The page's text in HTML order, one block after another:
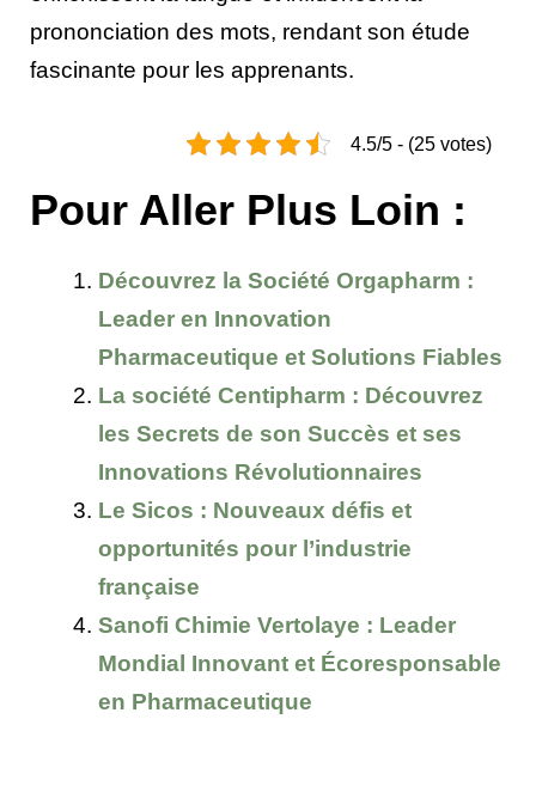
prononciation des mots, rendant son étude
fascinante pour les apprenants.
4.5/5 - (25 votes)
Pour Aller Plus Loin :
Découvrez la Société Orgapharm :
Leader en Innovation
Pharmaceutique et Solutions Fiables
La société Centipharm : Découvrez
les Secrets de son Succès et ses
Innovations Révolutionnaires
Le Sicos : Nouveaux défis et
opportunités pour l’industrie
française
Sanofi Chimie Vertolaye : Leader
Mondial Innovant et Écoresponsable
en Pharmaceutique